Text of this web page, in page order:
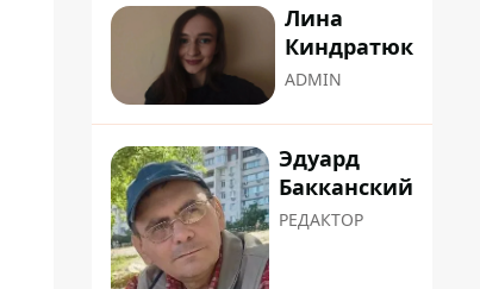
Лина
Киндратюк
ADMIN
Эдуард
Бакканский
РЕДАКТОР